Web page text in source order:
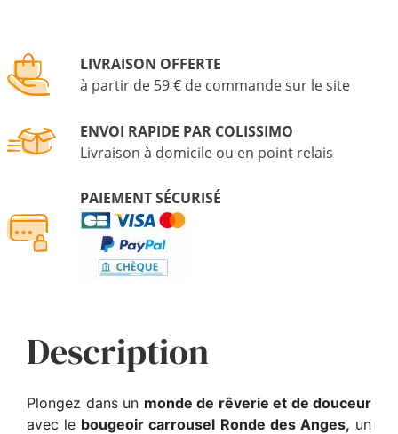
LIVRAISON OFFERTE
à partir de 59 € de commande sur le site
ENVOI RAPIDE PAR COLISSIMO
Livraison à domicile ou en point relais
PAIEMENT SÉCURISÉ
Description
Plongez dans un monde de rêverie et de douceur
avec le bougeoir carrousel Ronde des Anges, un